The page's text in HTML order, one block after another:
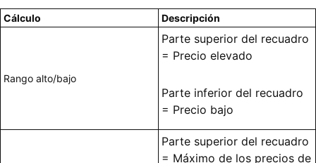
Cálculo Descripción
Rango alto/bajo
Parte superior del recuadro
= Precio elevado
Parte inferior del recuadro
= Precio bajo
Parte superior del recuadro
= Máximo de los precios de